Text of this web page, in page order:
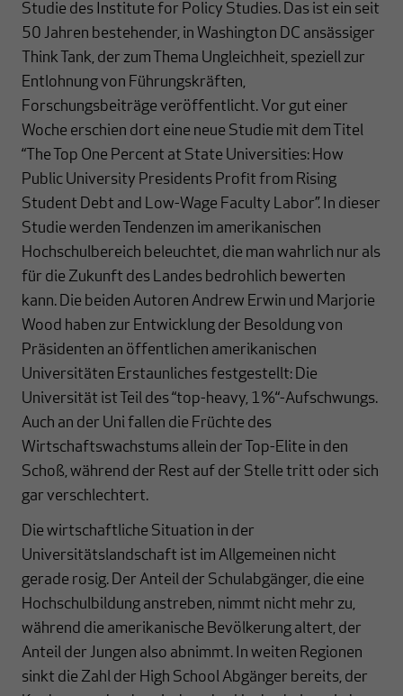
Studie des Institute for Policy Studies. Das ist ein seit
50 Jahren bestehender, in Washington DC ansässiger
Think Tank, der zum Thema Ungleichheit, speziell zur
Entlohnung von Führungskräften,
Forschungsbeiträge veröffentlicht. Vor gut einer
Woche erschien dort eine neue Studie mit dem Titel
“The Top One Percent at State Universities: How
Public University Presidents Profit from Rising
Student Debt and Low-Wage Faculty Labor”. In dieser
Studie werden Tendenzen im amerikanischen
Hochschulbereich beleuchtet, die man wahrlich nur als
für die Zukunft des Landes bedrohlich bewerten
kann. Die beiden Autoren Andrew Erwin und Marjorie
Wood haben zur Entwicklung der Besoldung von
Präsidenten an öffentlichen amerikanischen
Universitäten Erstaunliches festgestellt: Die
Universität ist Teil des “top-heavy, 1%“-Aufschwungs.
Auch an der Uni fallen die Früchte des
Wirtschaftswachstums allein der Top-Elite in den
Schoß, während der Rest auf der Stelle tritt oder sich
gar verschlechtert.
Die wirtschaftliche Situation in der
Universitätslandschaft ist im Allgemeinen nicht
gerade rosig. Der Anteil der Schulabgänger, die eine
Hochschulbildung anstreben, nimmt nicht mehr zu,
während die amerikanische Bevölkerung altert, der
Anteil der Jungen also abnimmt. In weiten Regionen
sinkt die Zahl der High School Abgänger bereits, der